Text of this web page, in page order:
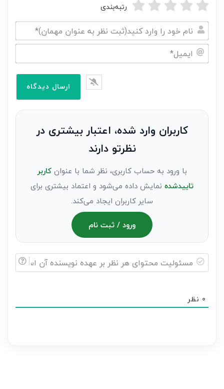
رتبه‌بندی
نام
خود
نظر
کاربران وارد شده، اعتبار بیشتری در
نظرتو دارند
با ورود به حساب کاربری، نظر شما با عنوانکاربر
تاییدشده نمایش داده می‌شود و اعتماد بیشتری برای
سایر کاربران ایجاد می‌کند.
ورود / ثبت نام
هر
0 نظر